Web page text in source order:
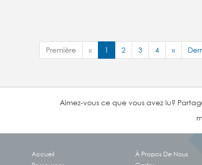
Première « 1 2 3 4 »
Aimez-vous ce que vous avez lu?
Accueil À Propos De Nous